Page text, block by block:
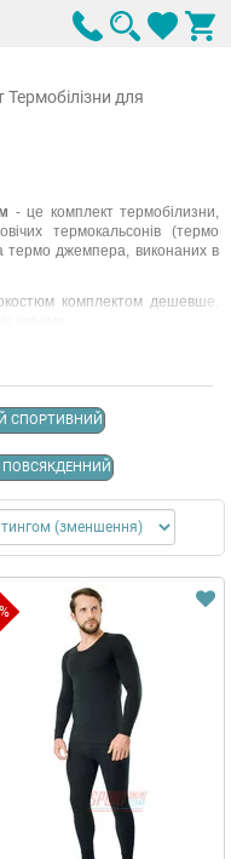
для
- це комплект термобілизни,
термокальсонів (термо
термо джемпера, виконаних в
комплектом дешевше,
мають у комплекті балаклаву
спортивним, з різними
Вибирайте термобілизну
експлуатації, звертаючи
СПОРТИВНИЙ